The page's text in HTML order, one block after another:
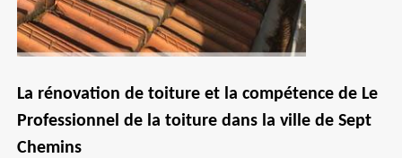
La rénovation de toiture et la compétence de Le
Professionnel de la toiture dans la ville de Sept
Chemins